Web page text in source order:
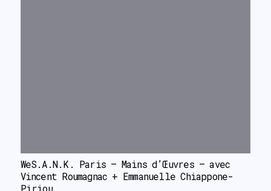
WeS.A.N.K. Paris – Mains d’Œuvres – avec
Vincent Roumagnac + Emmanuelle Chiappone-
Piriou